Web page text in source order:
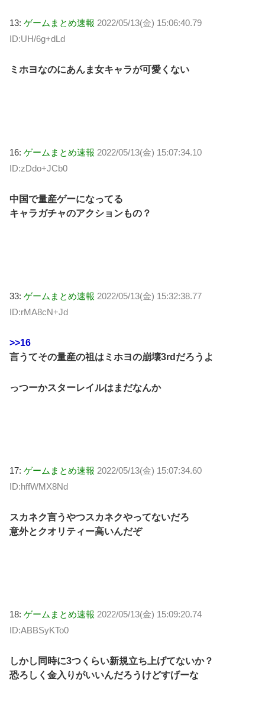
13: ゲームまとめ速報 2022/05/13(金) 15:06:40.79
ID:UH/6g+dLd
ミホヨなのにあんま女キャラが可愛くない
16: ゲームまとめ速報 2022/05/13(金) 15:07:34.10
ID:zDdo+JCb0
中国で量産ゲーになってる
キャラガチャのアクションもの？
33: ゲームまとめ速報 2022/05/13(金) 15:32:38.77
ID:rMA8cN+Jd
>>16
言うてその量産の祖はミホヨの崩壊3rdだろうよ
っつーかスターレイルはまだなんか
17: ゲームまとめ速報 2022/05/13(金) 15:07:34.60
ID:hffWMX8Nd
スカネク言うやつスカネクやってないだろ
意外とクオリティー高いんだぞ
18: ゲームまとめ速報 2022/05/13(金) 15:09:20.74
ID:ABBSyKTo0
しかし同時に3つくらい新規立ち上げてないか？
恐ろしく金入りがいいんだろうけどすげーな